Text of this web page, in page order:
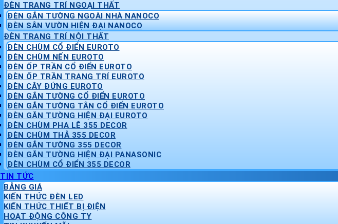
ĐÈN TRANG TRÍ NGOẠI THẤT
ĐÈN GẮN TƯỜNG NGOÀI NHÀ NANOCO
ĐÈN SÂN VƯỜN HIỆN ĐẠI NANOCO
ĐÈN TRANG TRÍ NỘI THẤT
ĐÈN CHÙM CỔ ĐIỂN EUROTO
ĐÈN CHÙM NẾN EUROTO
ĐÈN ỐP TRẦN CỔ ĐIỂN EUROTO
ĐÈN ỐP TRẦN TRANG TRÍ EUROTO
ĐÈN CÂY ĐỨNG EUROTO
ĐÈN GẮN TƯỜNG CỔ ĐIỂN EUROTO
ĐÈN GẮN TƯỜNG TÂN CỔ ĐIỂN EUROTO
ĐÈN GẮN TƯỜNG HIỆN ĐẠI EUROTO
ĐÈN CHÙM PHA LÊ 355 DECOR
ĐÈN CHÙM THẢ 355 DECOR
ĐÈN GẮN TƯỜNG 355 DECOR
ĐÈN GẮN TƯỜNG HIỆN ĐẠI PANASONIC
ĐÈN CHÙM CỔ ĐIỂN 355 DECOR
TIN TỨC
BẢNG GIÁ
KIẾN THỨC ĐÈN LED
KIẾN THỨC THIẾT BỊ ĐIỆN
HOẠT ĐỘNG CÔNG TY